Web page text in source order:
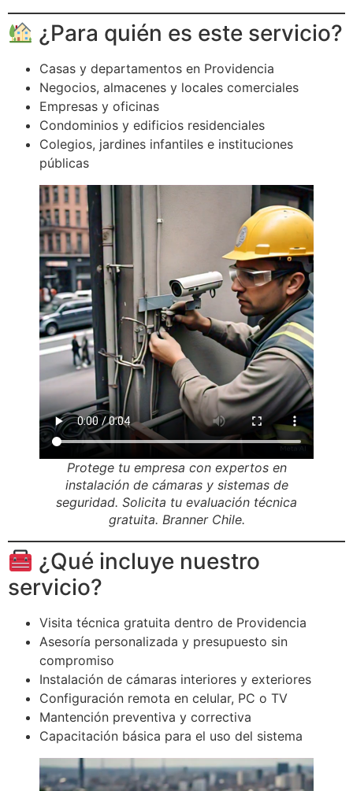
¿Para quién es este servicio?
Casas y departamentos en Providencia
Negocios, almacenes y locales comerciales
Empresas y oficinas
Condominios y edificios residenciales
Colegios, jardines infantiles e instituciones
públicas
Protege tu empresa con expertos en
instalación de cámaras y sistemas de
seguridad. Solicita tu evaluación técnica
gratuita. Branner Chile.
¿Qué incluye nuestro
servicio?
Visita técnica gratuita dentro de Providencia
Asesoría personalizada y presupuesto sin
compromiso
Instalación de cámaras interiores y exteriores
Configuración remota en celular, PC o TV
Mantención preventiva y correctiva
Capacitación básica para el uso del sistema